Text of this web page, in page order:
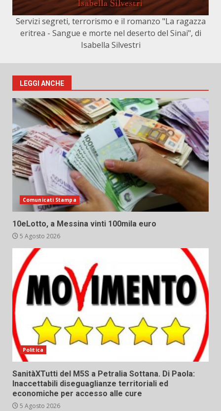
Servizi segreti, terrorismo e il romanzo "La ragazza
eritrea - Sangue e morte nel deserto del Sinai", di
Isabella Silvestri
LEGGI ANCHE
Comunicati Stampa
10eLotto, a Messina vinti 100mila euro
5 Agosto 2026
Politica
SanitàXTutti del M5S a Petralia Sottana. Di Paola:
Inaccettabili diseguaglianze territoriali ed
economiche per accesso alle cure
5 Agosto 2026